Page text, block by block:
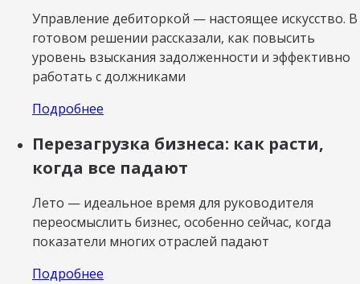
Управление дебиторкой — настоящее искусство. В
готовом решении рассказали, как повысить
уровень взыскания задолженности и эффективно
работать с должниками
Подробнее
Перезагрузка бизнеса: как расти,
когда все падают
Лето — идеальное время для руководителя
переосмыслить бизнес, особенно сейчас, когда
показатели многих отраслей падают
Подробнее